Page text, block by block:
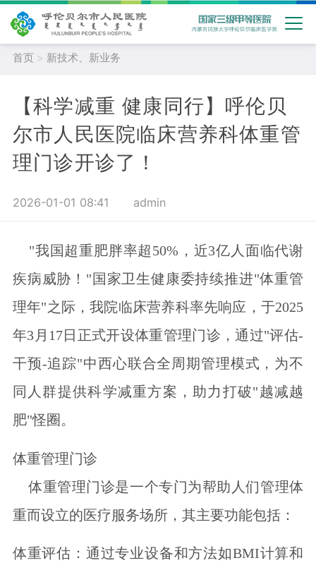
首页 > 新技术、新业务
【科学减重 健康同行】呼伦贝
尔市人民医院临床营养科体重管
理门诊开诊了！
2026-01-01 08:41 admin
"我国超重肥胖率超50%，近3亿人面临代谢
疾病威胁！"国家卫生健康委持续推进"体重管
理年"之际，我院临床营养科率先响应，于2025
年3月17日正式开设体重管理门诊，通过"评估-
干预-追踪"中西心联合全周期管理模式，为不
同人群提供科学减重方案，助力打破"越减越
肥"怪圈。
体重管理门诊
体重管理门诊是一个专门为帮助人们管理体
重而设立的医疗服务场所，其主要功能包括：
体重评估：通过专业设备和方法如BMI计算和